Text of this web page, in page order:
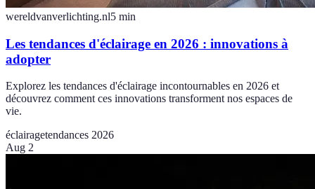
wereldvanverlichting.nl5 min
Les tendances d'éclairage en 2026 : innovations à
adopter
Explorez les tendances d'éclairage incontournables en 2026 et
découvrez comment ces innovations transforment nos espaces de
vie.
éclairagetendances 2026
Aug 2